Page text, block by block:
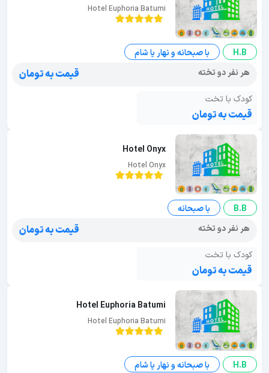
Hotel Euphoria Batumi
H.B
با صبحانه و نهار یا شام
هر نفر دو تخته
قیمت به تومان
کودک با تخت
قیمت به تومان
Hotel Onyx
Hotel Onyx
B.B
با صبحانه
هر نفر دو تخته
قیمت به تومان
کودک با تخت
قیمت به تومان
Hotel Euphoria Batumi
Hotel Euphoria Batumi
H.B
با صبحانه و نهار یا شام